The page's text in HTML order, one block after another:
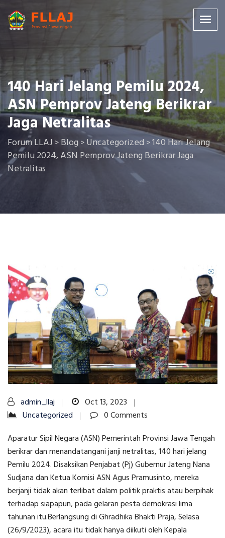
140 Hari Jelang Pemilu 2024,
ASN Pemprov Jateng Berikrar
Jaga Netralitas
Forum LLAJ >Blog>Uncategorized >140 Hari Jelang
Pemilu 2024, ASN Pemprov Jateng Berikrar Jaga
Netralitas
admin_llaj
Oct 13, 2023
Uncategorized
0 Comments
Aparatur Sipil Negara (ASN) Pemerintah Provinsi Jawa Tengah
berikrar dan menandatangani janji netralitas, 140 hari jelang
Pemilu 2024. Disaksikan Penjabat (Pj) Gubernur Jateng Nana
Sudjana dan Ketua Komisi ASN Agus Pramusinto, mereka
berjanji tidak akan terlibat dalam politik praktis atau berpihak
terhadap siapapun, pada gelaran pesta demokrasi lima
tahunan itu.Berlangsung di Ghradhika Bhakti Praja, Selasa
(26/9/2023), acara itu tidak hanya diikuti oleh Kepala